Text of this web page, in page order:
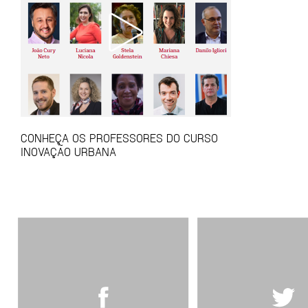
CONHEÇA OS PROFESSORES DO CURSO
INOVAÇÃO URBANA